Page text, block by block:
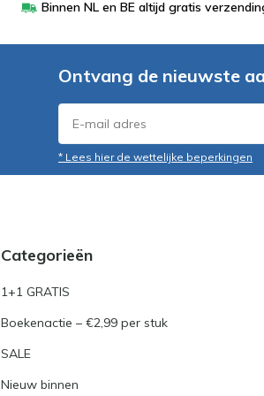
Binnen NL en BE altijd gratis
Ontvang de nieuwste
* Lees hier de wettelijke beperkingen
Categorieën
1+1 GRATIS
Boekenactie – €2,99 per stuk
SALE
Nieuw binnen